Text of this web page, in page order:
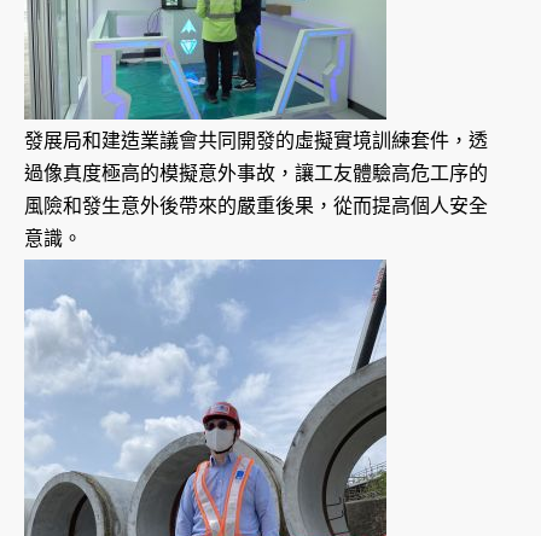
發展局和建造業議會共同開發的虛擬實境訓練套件，透
過像真度極高的模擬意外事故，讓工友體驗高危工序的
風險和發生意外後帶來的嚴重後果，從而提高個人安全
意識。